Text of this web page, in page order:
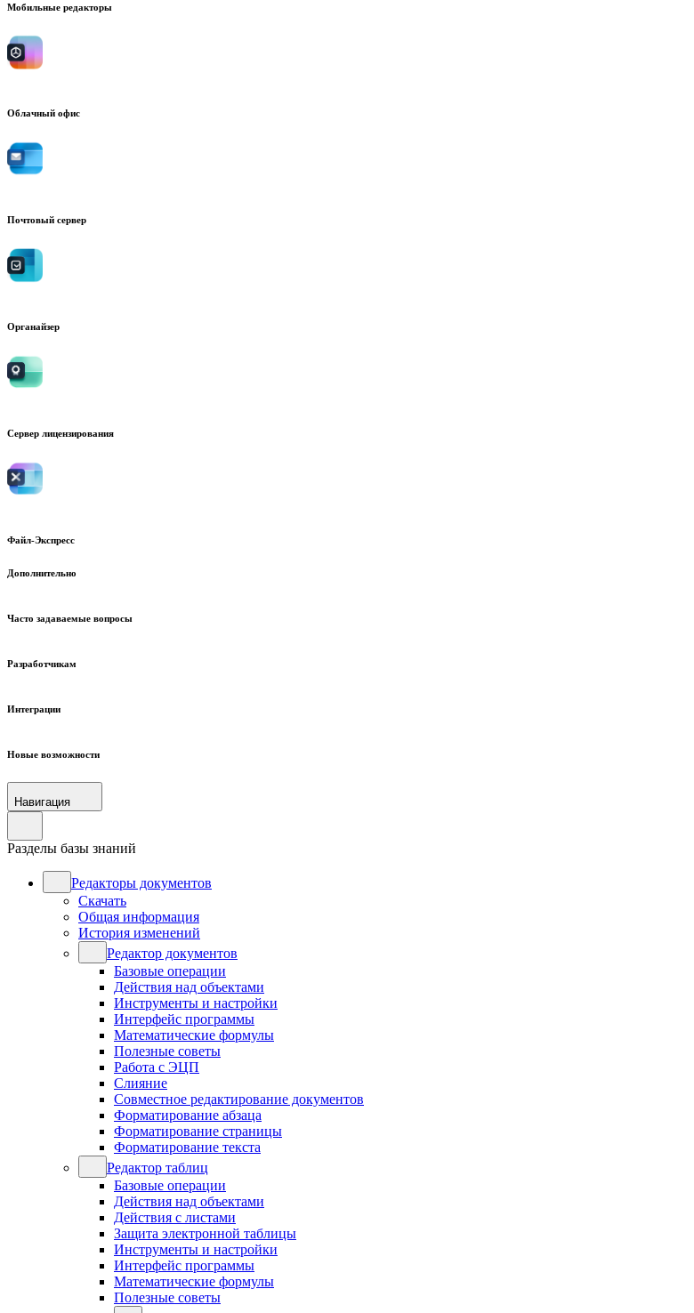
Мобильные редакторы
Облачный офис
Почтовый сервер
Органайзер
Сервер лицензирования
Файл-Экспресс
Дополнительно
Часто задаваемые вопросы
Разработчикам
Интеграции
Новые возможности
Навигация
Разделы базы знаний
Редакторы документов
Скачать
Общая информация
История изменений
Редактор документов
Базовые операции
Действия над объектами
Инструменты и настройки
Интерфейс программы
Математические формулы
Полезные советы
Работа с ЭЦП
Слияние
Совместное редактирование документов
Форматирование абзаца
Форматирование страницы
Форматирование текста
Редактор таблиц
Базовые операции
Действия над объектами
Действия с листами
Защита электронной таблицы
Инструменты и настройки
Интерфейс программы
Математические формулы
Полезные советы